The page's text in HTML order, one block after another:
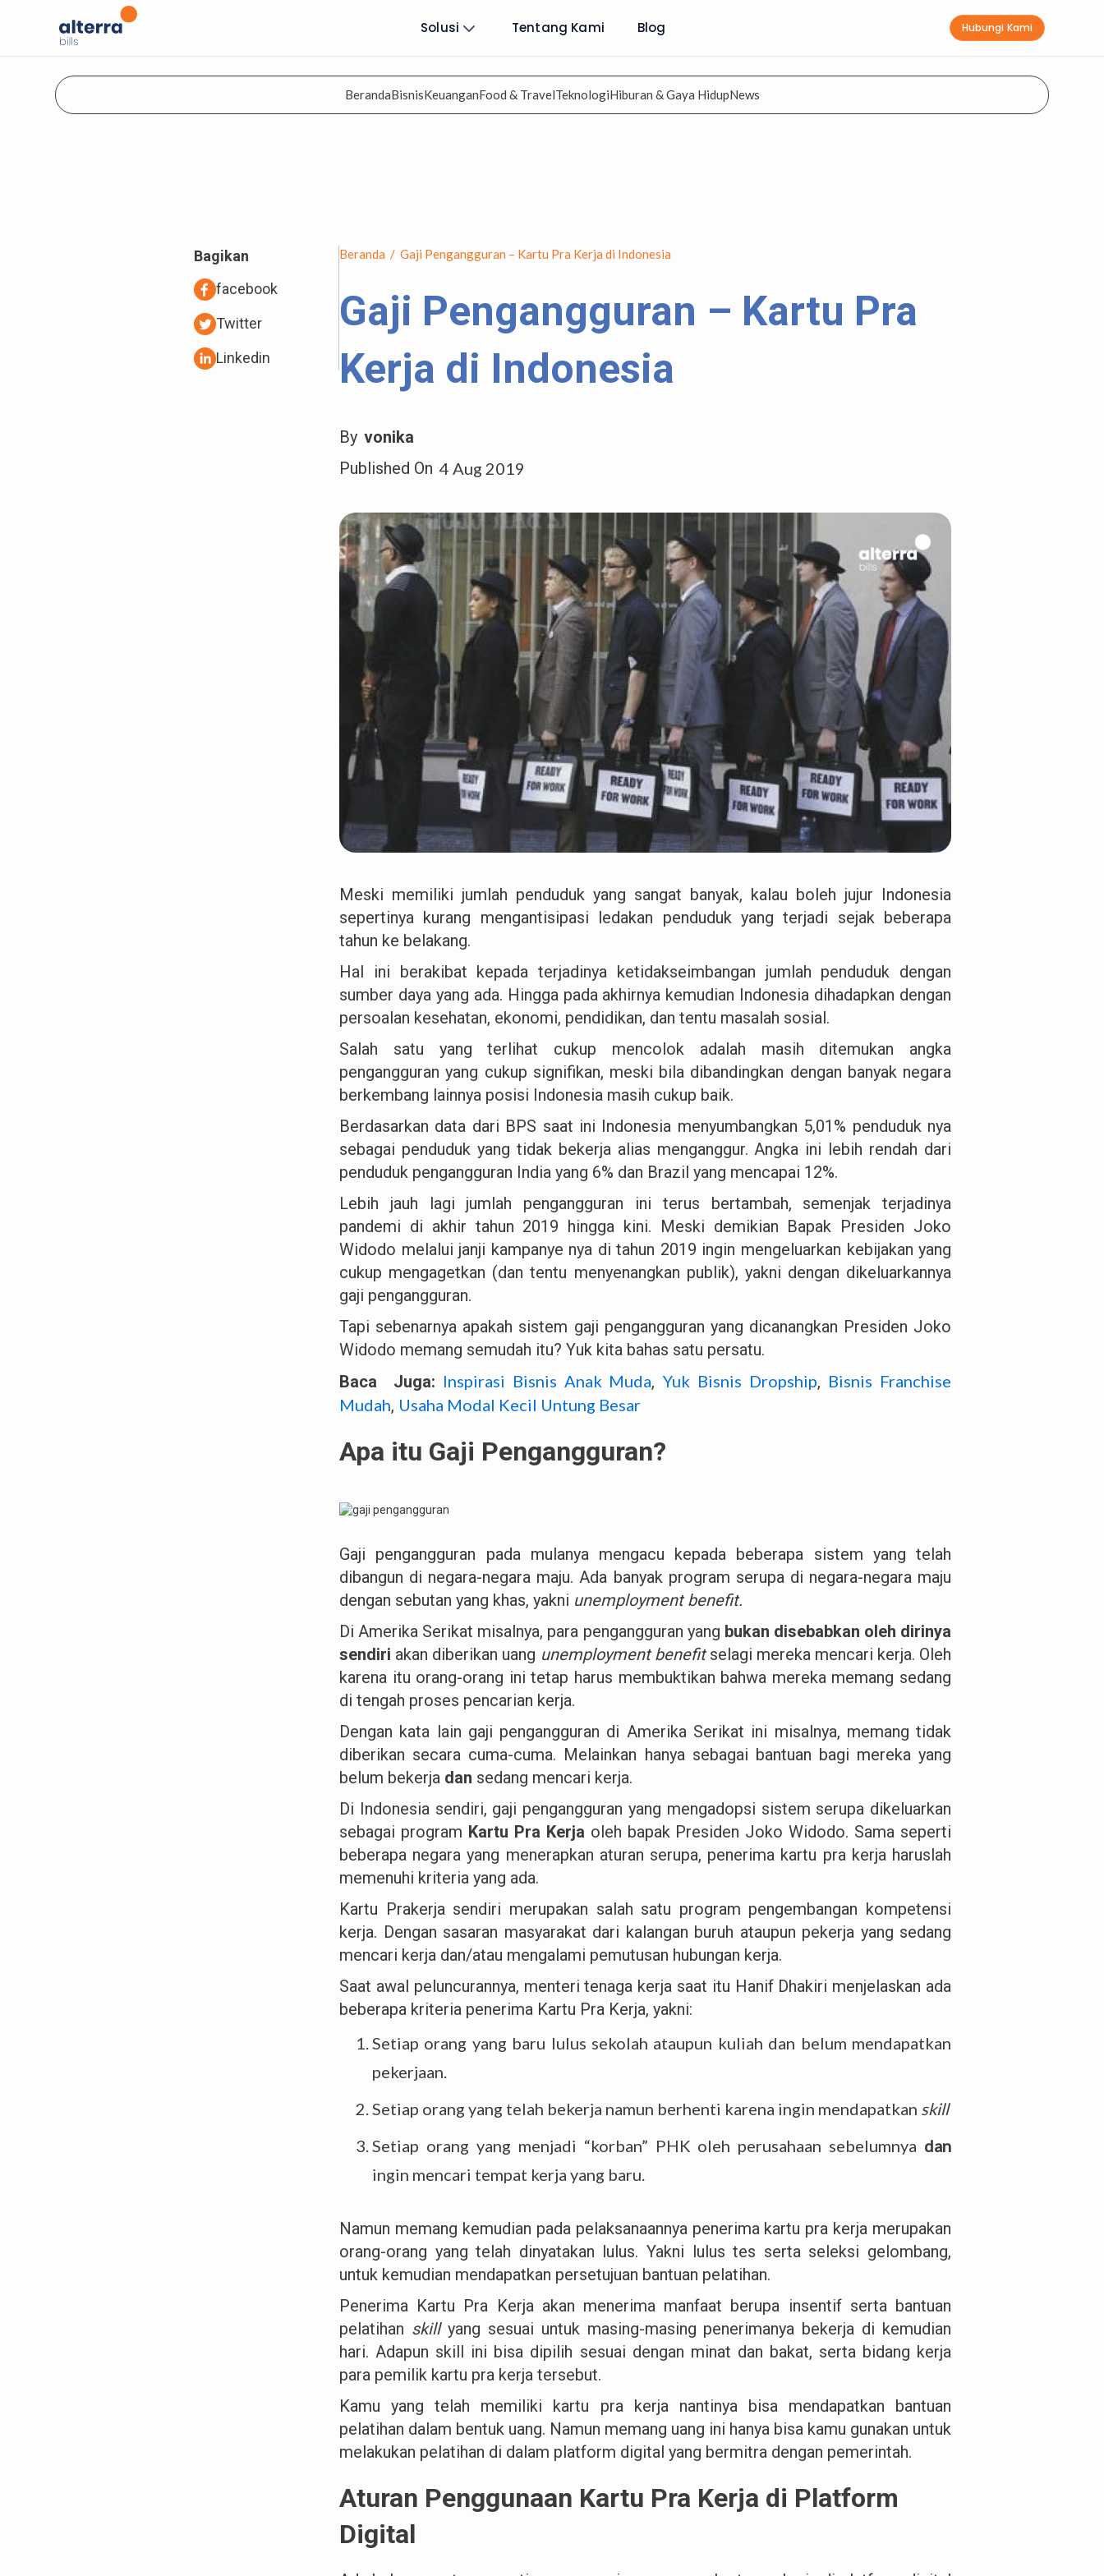
Solusi Tentang Kami Blog Hubungi Kami
BerandaBisnisKeuanganFood & TravelTeknologiHiburan & Gaya HidupNews
Bagikan
facebook
Twitter
Linkedin
Beranda /Gaji Pengangguran – Kartu Pra Kerja di Indonesia
Gaji Pengangguran – Kartu Pra
Kerja di Indonesia
By vonika
Published On 4 Aug 2019
Meski memiliki jumlah penduduk yang sangat banyak, kalau boleh jujur Indonesia
sepertinya kurang mengantisipasi ledakan penduduk yang terjadi sejak beberapa
tahun ke belakang.
Hal ini berakibat kepada terjadinya ketidakseimbangan jumlah penduduk dengan
sumber daya yang ada. Hingga pada akhirnya kemudian Indonesia dihadapkan dengan
persoalan kesehatan, ekonomi, pendidikan, dan tentu masalah sosial.
Salah satu yang terlihat cukup mencolok adalah masih ditemukan angka
pengangguran yang cukup signifikan, meski bila dibandingkan dengan banyak negara
berkembang lainnya posisi Indonesia masih cukup baik.
Berdasarkan data dari BPS saat ini Indonesia menyumbangkan 5,01% penduduk nya
sebagai penduduk yang tidak bekerja alias menganggur. Angka ini lebih rendah dari
penduduk pengangguran India yang 6% dan Brazil yang mencapai 12%.
Lebih jauh lagi jumlah pengangguran ini terus bertambah, semenjak terjadinya
pandemi di akhir tahun 2019 hingga kini. Meski demikian Bapak Presiden Joko
Widodo melalui janji kampanye nya di tahun 2019 ingin mengeluarkan kebijakan yang
cukup mengagetkan (dan tentu menyenangkan publik), yakni dengan dikeluarkannya
gaji pengangguran.
Tapi sebenarnya apakah sistem gaji pengangguran yang dicanangkan Presiden Joko
Widodo memang semudah itu? Yuk kita bahas satu persatu.
Baca Juga: Inspirasi Bisnis Anak Muda,Yuk Bisnis Dropship, Bisnis Franchise
Mudah, Usaha Modal Kecil Untung Besar
Apa itu Gaji Pengangguran?
Gaji pengangguran pada mulanya mengacu kepada beberapa sistem yang telah
dibangun di negara-negara maju. Ada banyak program serupa di negara-negara maju
dengan sebutan yang khas, yakni unemployment benefit.
Di Amerika Serikat misalnya, para pengangguran yang bukan disebabkan oleh dirinya
sendiri akan diberikan uang unemployment benefitselagi mereka mencari kerja. Oleh
karena itu orang-orang ini tetap harus membuktikan bahwa mereka memang sedang
di tengah proses pencarian kerja.
Dengan kata lain gaji pengangguran di Amerika Serikat ini misalnya, memang tidak
diberikan secara cuma-cuma. Melainkan hanya sebagai bantuan bagi mereka yang
belum bekerja dan sedang mencari kerja.
Di Indonesia sendiri, gaji pengangguran yang mengadopsi sistem serupa dikeluarkan
sebagai program Kartu Pra Kerja oleh bapak Presiden Joko Widodo. Sama seperti
beberapa negara yang menerapkan aturan serupa, penerima kartu pra kerja haruslah
memenuhi kriteria yang ada.
Kartu Prakerja sendiri merupakan salah satu program pengembangan kompetensi
kerja. Dengan sasaran masyarakat dari kalangan buruh ataupun pekerja yang sedang
mencari kerja dan/atau mengalami pemutusan hubungan kerja.
Saat awal peluncurannya, menteri tenaga kerja saat itu Hanif Dhakiri menjelaskan ada
beberapa kriteria penerima Kartu Pra Kerja, yakni:
Setiap orang yang baru lulus sekolah ataupun kuliah dan belum mendapatkan
pekerjaan.
Setiap orang yang telah bekerja namun berhenti karena ingin mendapatkan skill
Setiap orang yang menjadi “korban” PHK oleh perusahaan sebelumnya dan
ingin mencari tempat kerja yang baru.
Namun memang kemudian pada pelaksanaannya penerima kartu pra kerja merupakan
orang-orang yang telah dinyatakan lulus. Yakni lulus tes serta seleksi gelombang,
untuk kemudian mendapatkan persetujuan bantuan pelatihan.
Penerima Kartu Pra Kerja akan menerima manfaat berupa insentif serta bantuan
pelatihan skill yang sesuai untuk masing-masing penerimanya bekerja di kemudian
hari. Adapun skill ini bisa dipilih sesuai dengan minat dan bakat, serta bidang kerja
para pemilik kartu pra kerja tersebut.
Kamu yang telah memiliki kartu pra kerja nantinya bisa mendapatkan bantuan
pelatihan dalam bentuk uang. Namun memang uang ini hanya bisa kamu gunakan untuk
melakukan pelatihan di dalam platform digital yang bermitra dengan pemerintah.
Aturan Penggunaan Kartu Pra Kerja di Platform
Digital